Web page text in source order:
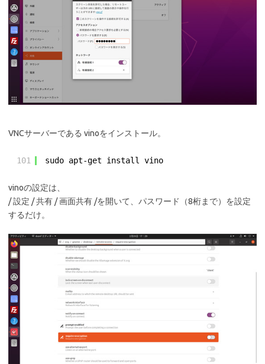
VNCサーバーである vinoをインストール。
101 sudo apt-get install vino
vinoの設定は、
/ 設定 / 共有 / 画面共有 /を開いて、パスワード（8桁まで）を設定
するだけ。